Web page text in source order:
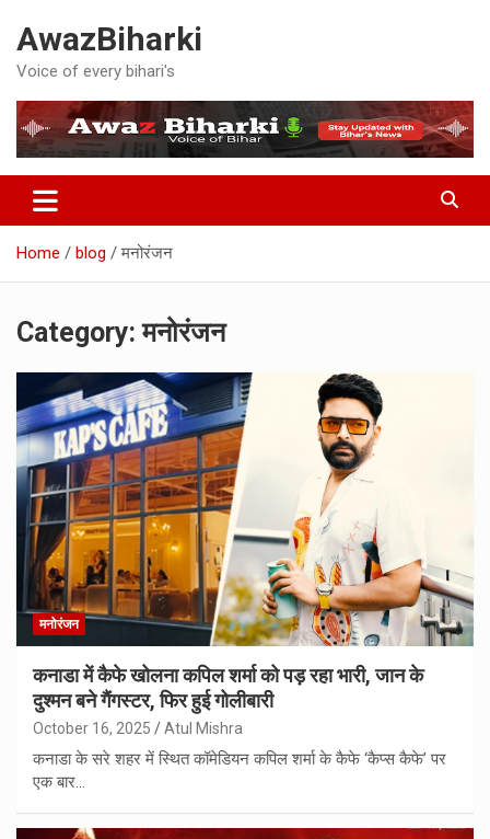
content
AwazBiharki
Voice of every bihari's
Home blog मनोरंजन
Category:मनोरंजन
मनोरंजन
कनाडा में कैफे खोलना कपिल शर्मा को पड़ रहा भारी, जान के
दुश्मन बने गैंगस्टर, फिर हुई गोलीबारी
October 16, 2025 Atul Mishra
कनाडा के सरे शहर में स्थित कॉमेडियन कपिल शर्मा के कैफे ‘कैप्स कैफे’ पर
एक बार…